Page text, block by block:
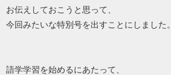
お伝えしておこうと思って、
今回みたいな特別号を出すことにしました。
語学学習を始めるにあたって、